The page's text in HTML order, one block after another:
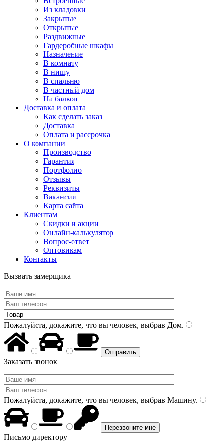
Из кладовки
Закрытые
Открытые
Раздвижные
Гардеробные шкафы
Назначение
В комнату
В нишу
В спальню
В частный дом
На балкон
Доставка и оплата
Как сделать заказ
Доставка
Оплата и рассрочка
О компании
Производство
Гарантия
Портфолио
Отзывы
Реквизиты
Вакансии
Карта сайта
Клиентам
Скидки и акции
Онлайн-калькулятор
Вопрос-ответ
Оптовикам
Контакты
Вызвать замерщика
Пожалуйста, докажите, что вы человек, выбрав Дом.
Заказать звонок
Пожалуйста, докажите, что вы человек, выбрав Машину.
Письмо директору